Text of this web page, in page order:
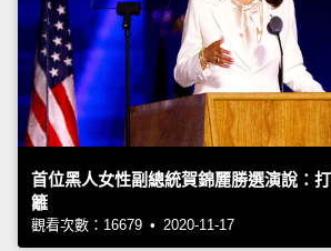
首位黑人女性副總統賀錦麗勝選演說：
籬
觀看次數：16679 • 2020-11-17